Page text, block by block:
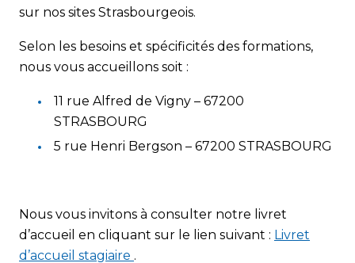
sur nos sites Strasbourgeois.
Selon les besoins et spécificités des formations,
nous vous accueillons soit :
11 rue Alfred de Vigny – 67200
STRASBOURG
5 rue Henri Bergson – 67200 STRASBOURG
Nous vous invitons à consulter notre livret
d’accueil en cliquant sur le lien suivant : Livret
d’accueil stagiaire .